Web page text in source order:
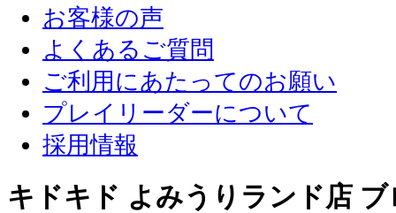
お客様の声
よくあるご質問
ご利用にあたってのお願い
プレイリーダーについて
採用情報
キドキド よみうりランド店 ブ